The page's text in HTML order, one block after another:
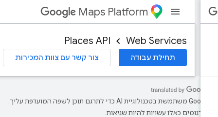
Maps Platform
Web Services
Places API
תחילת עבודה צור קשר עם צוות המכירות
‫Google משתמשת בטכנולוגיית AI כדי לתרגם תוכן לשפה המועדפת עליך.
כאלו עשויות להיות שגיאות.